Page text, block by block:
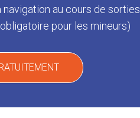
navigation au cours de sorties
pour les mineurs)